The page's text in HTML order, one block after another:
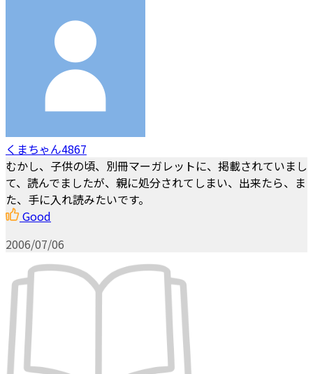
くまちゃん4867
むかし、子供の頃、別冊マーガレットに、掲載されていまし
て、読んでましたが、親に処分されてしまい、出来たら、ま
た、手に入れ読みたいです。
Good
2006/07/06